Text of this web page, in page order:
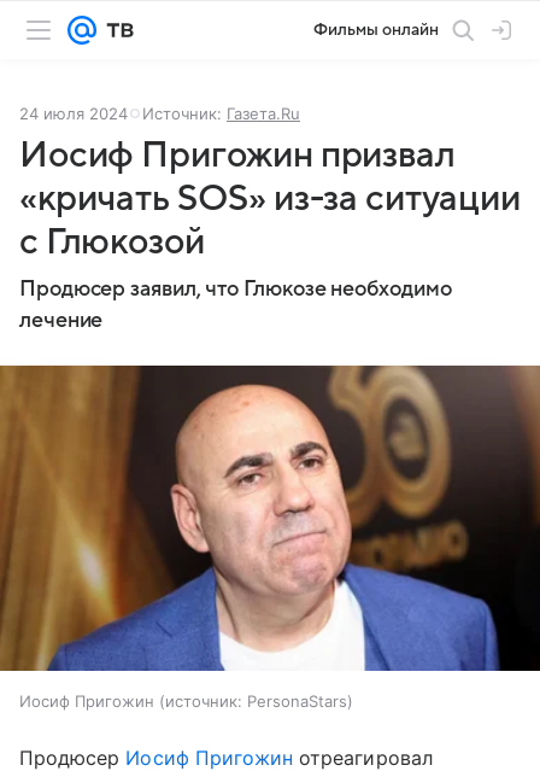
Фильмы онлайн
24 июля 2024 Источник: Газета.Ru
Иосиф Пригожин призвал
«кричать SOS» из-за ситуации
с Глюкозой
Продюсер заявил, что Глюкозе необходимо
лечение
Иосиф Пригожин источник: PersonaStars
Продюсер Иосиф Пригожин отреагировал